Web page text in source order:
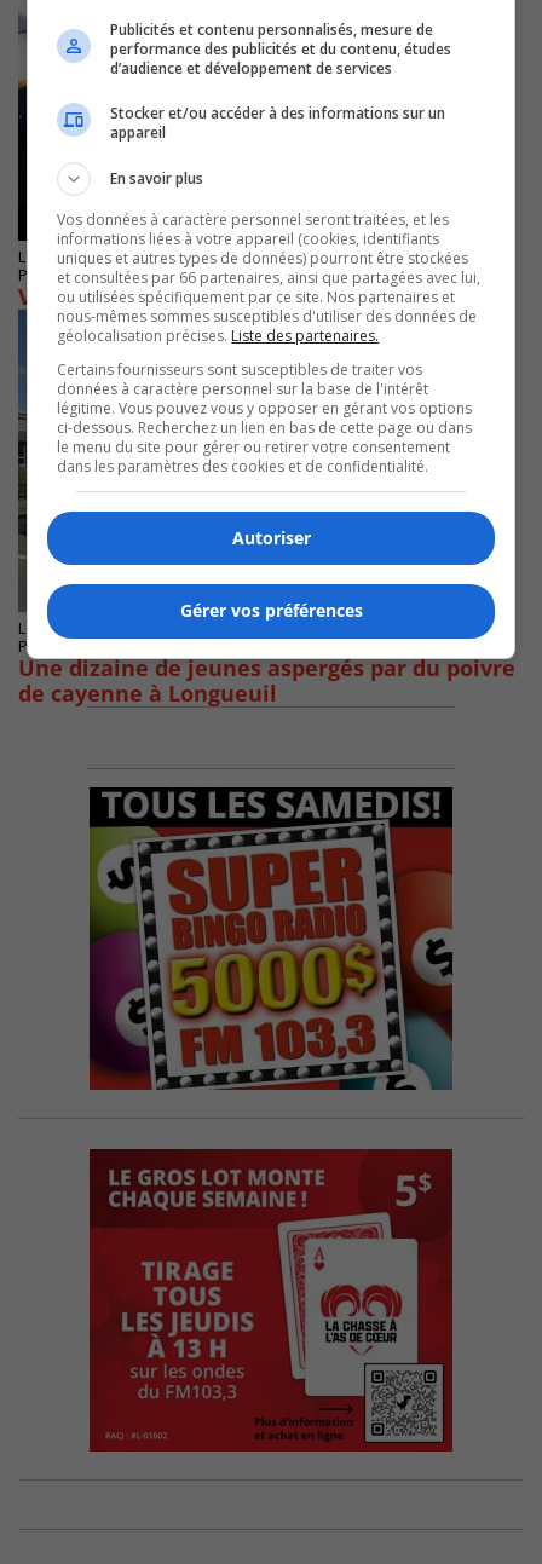
LONGUEUIL
Publié le 2 novembre 2022 à 07h49
Victime d’une arme à plomb recherchée
LONGUEUIL
Publié le 13 septembre 2022 à 14h36
Une dizaine de jeunes aspergés par du poivre
de cayenne à Longueuil
Publicités et contenu personnalisés, mesure de
performance des publicités et du contenu, études
d’audience et développement de services
Stocker et/ou accéder à des informations sur un
appareil
En savoir plus
Vos données à caractère personnel seront traitées, et les
informations liées à votre appareil (cookies, identifiants
uniques et autres types de données) pourront être stockées
et consultées par 66 partenaires, ainsi que partagées avec lui,
ou utilisées spécifiquement par ce site. Nos partenaires et
nous-mêmes sommes susceptibles d'utiliser des données de
géolocalisation précises. Liste des partenaires.
Certains fournisseurs sont susceptibles de traiter vos
données à caractère personnel sur la base de l'intérêt
légitime. Vous pouvez vous y opposer en gérant vos options
ci-dessous. Recherchez un lien en bas de cette page ou dans
le menu du site pour gérer ou retirer votre consentement
dans les paramètres des cookies et de confidentialité.
Autoriser
Gérer vos préférences